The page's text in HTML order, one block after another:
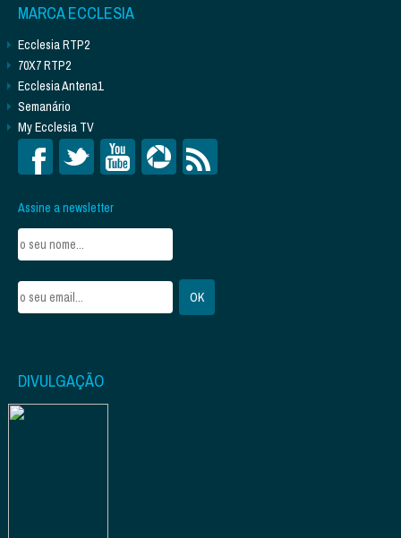
MARCA ECCLESIA
Ecclesia RTP2
70X7 RTP2
Ecclesia Antena1
Semanário
My Ecclesia TV
Assine a newsletter
DIVULGAÇÃO